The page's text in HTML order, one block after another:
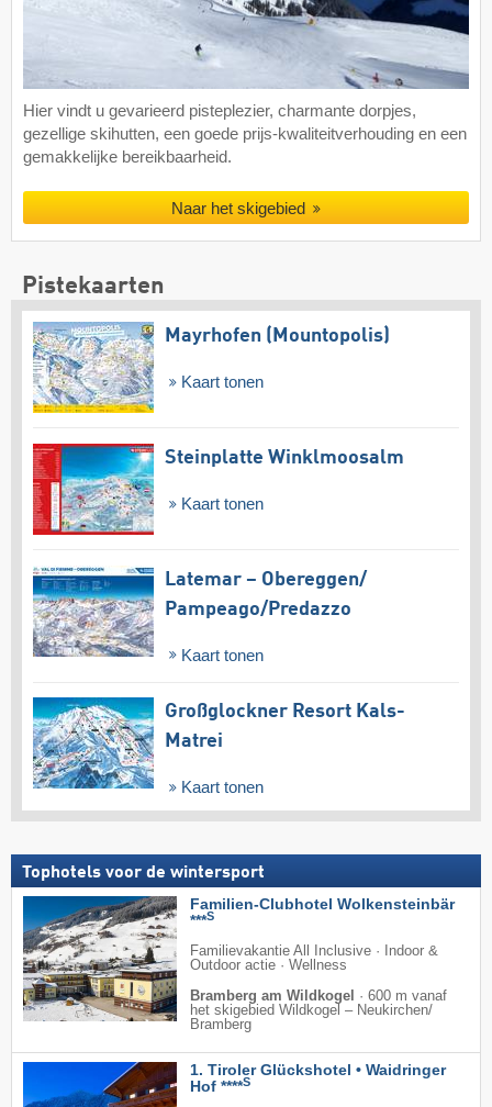
Hier vindt u gevarieerd pisteplezier, charmante dorpjes,
gezellige skihutten, een goede prijs-kwaliteitverhouding en een
gemakkelijke bereikbaarheid.
Naar het skigebied
Pistekaarten
Mayrhofen (Mountopolis)
Kaart tonen
Steinplatte Winklmoosalm
Kaart tonen
Latemar – Obereggen/​
Pampeago/​Predazzo
Kaart tonen
Großglockner Resort Kals-
Matrei
Kaart tonen
Tophotels voor de wintersport
Familien-Clubhotel Wolkensteinbär
***S
Familievakantie All Inclusive · Indoor &
Outdoor actie · Wellness
Bramberg am Wildkogel
· 600 m vanaf
het skigebied Wildkogel – Neukirchen/​
Bramberg
1. Tiroler Glückshotel • Waidringer
Hof ****S